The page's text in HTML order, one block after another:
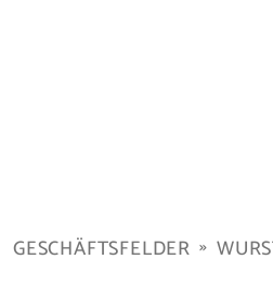
GESCHÄFTSFELDER